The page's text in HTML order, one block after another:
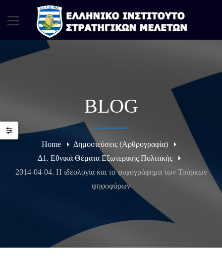
BLOG
Home
Δημοσιεύσεις (Αρθρογραφία)
Δ1. Εθνικά Θέματα Εξωτερικής Πολιτικής
2014-04-04. Η ιδεολογία και το ψυχογράφημα των Τούρκων
ψηφοφόρων